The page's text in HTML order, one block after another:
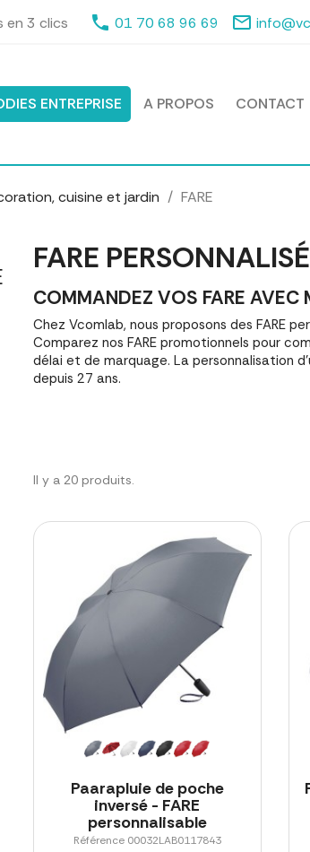
en 3 clics phone 01 70 68 96 69 mail_outline
ENTREPRISE A PROPOS CONTACT
cuisine et jardin FARE
FARE
COMMANDEZ VOS FARE AVEC
Chez Vcomlab, nous proposons des FARE
Comparez nos FARE promotionnels pour
délai et de marquage. La personnalisation
depuis 27 ans.
Il y a 20 produits.
Paarapluie de poche
inversé - FARE
personnalisable
Référence 00032LAB0117843